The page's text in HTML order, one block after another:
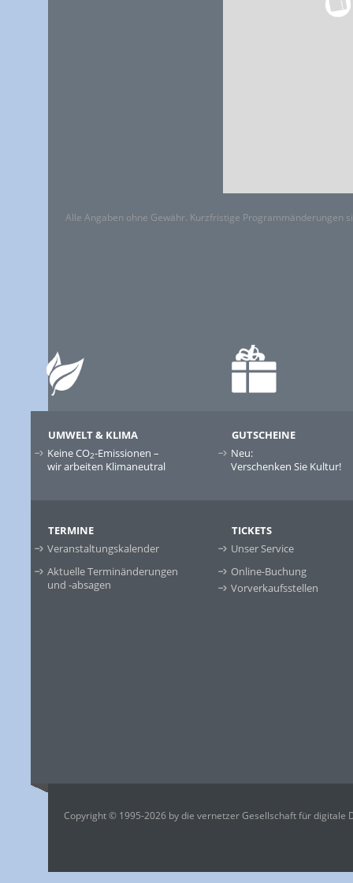
Alle Angaben ohne Gewähr. Kurzfristige Programmänderungen
UMWELT & KLIMA
Keine CO2-Emissionen –
wir arbeiten Klimaneutral
GUTSCHEINE
Neu:
Verschenken Sie Kultur!
TERMINE
Veranstaltungskalender
Aktuelle Terminänderungen
und -absagen
TICKETS
Unser Service
Online-Buchung
Vorverkaufsstellen
Copyright © 1995-2026 by die vernetzer Gesellschaft für digitale